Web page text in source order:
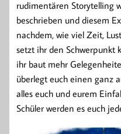
rudimentären Storytelling
beschrieben und diesem
nachdem, wie viel Zeit,
setzt ihr den Schwerpunkt
ihr baut mehr
überlegt euch einen ganz
alles euch und eurem
Schüler werden es euch